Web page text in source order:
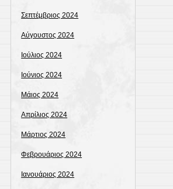
Σεπτέμβριος 2024
Αύγουστος 2024
Ιούλιος 2024
Ιούνιος 2024
Μάιος 2024
Απρίλιος 2024
Μάρτιος 2024
Φεβρουάριος 2024
Ιανουάριος 2024